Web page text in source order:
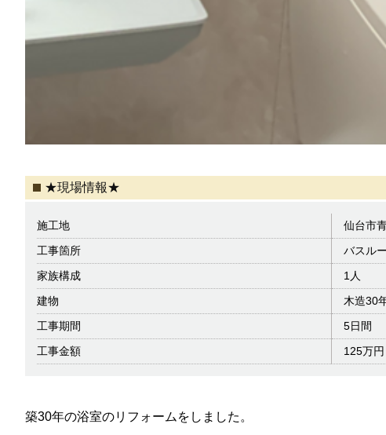
★現場情報★
施工地
仙台市
工事箇所
バスル
家族構成
1人
建物
木造30
工事期間
5日間
工事金額
125万円
築30年の浴室のリフォームをしました。